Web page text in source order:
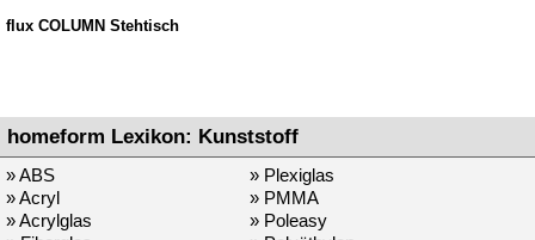
flux COLUMN Stehtisch
homeform Lexikon: Kunststoff
» ABS
» Acryl
» Acrylglas
» Plexiglas
» PMMA
» Poleasy